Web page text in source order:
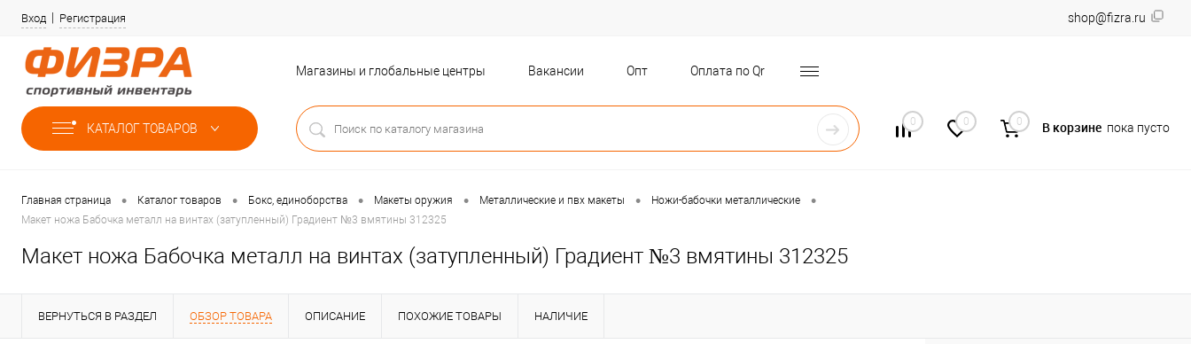
Вход Регистрация shop@fizra.ru
Магазины и глобальные центры Вакансии Опт Оплата по Qr
КАТАЛОГ ТОВАРОВ 0 0 0 В корзине пока пусто
Главная страница • Каталог товаров • Бокс, единоборства • Макеты оружия • Металлические и пвх макеты • Ножи-бабочки металлические •
Макет ножа Бабочка металл на винтах (затупленный) Градиент №3 вмятины 312325
Макет ножа Бабочка металл на винтах (затупленный) Градиент №3 вмятины 312325
ВЕРНУТЬСЯ В РАЗДЕЛ ОБЗОР ТОВАРА ОПИСАНИЕ ПОХОЖИЕ ТОВАРЫ НАЛИЧИЕ